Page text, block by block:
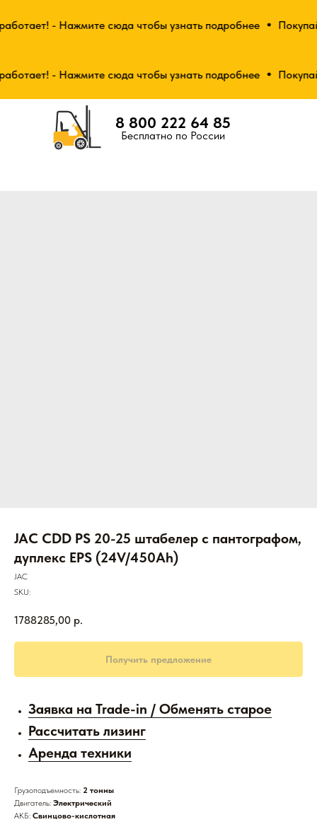
- Нажмите сюда чтобы узнать подробнее Покупай
- Нажмите сюда чтобы узнать подробнее Покупай
8 800 222 64 85
Бесплатно по России
JAC CDD PS 20-25 штабелер с пантографом,
дуплекс EPS (24V/450Ah)
JAC
SKU:
1788285,00 р.
Получить предложение
Заявка на Trade-in / Обменять старое
Рассчитать лизинг
Аренда техники
Грузоподъемность: 2 тонны
Двигатель: Электрический
АКБ: Свинцово-кислотная